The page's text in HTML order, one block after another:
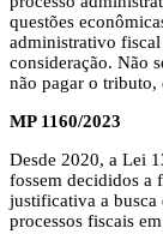
questões
administrativo
consideração. Não
não pagar o tributo,
MP 1160/2023
Desde 2020, a Lei
fossem decididos a
justificativa a busca
processos fiscais